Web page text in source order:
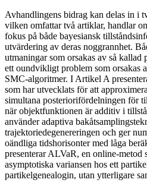
Avhandlingens bidrag kan delas in i
vilken omfattar två artiklar, handlar
fokus på både bayesiansk
utvärdering av deras noggrannhet.
utmaningar som orsakas av så kallad
ett oundvikligt problem som orsakas
SMC-algoritmer. I Artikel A
som har utvecklats för att
simultana posteriorifördelningen för
när objektfunktionen är additiv i
använder adaptiva
trajektoriedegenereringen och ger
oändliga tidshorisonter med låga
presenterar ALVaR, en online-metod
asymptotiska variansen hos ett
partikelgenealogin, utan ytterligare